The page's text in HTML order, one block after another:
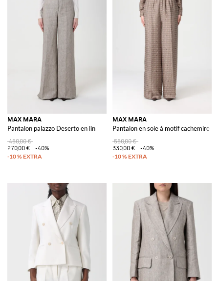
MAX MARA
Pantalon palazzo Deserto en lin
450,00 €
270,00 €
-40%
MAX MARA
Pantalon en soie à motif cachemire
550,00 €
330,00 €
-40%